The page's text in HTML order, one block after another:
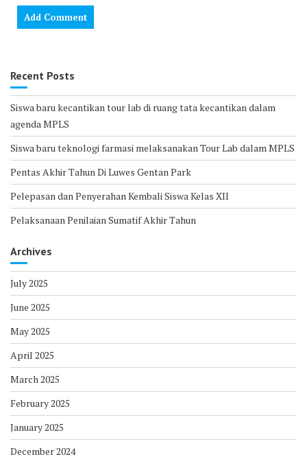
Recent Posts
Siswa baru kecantikan tour lab di ruang tata kecantikan dalam
agenda MPLS
Siswa baru teknologi farmasi melaksanakan Tour Lab dalam MPLS
Pentas Akhir Tahun Di Luwes Gentan Park
Pelepasan dan Penyerahan Kembali Siswa Kelas XII
Pelaksanaan Penilaian Sumatif Akhir Tahun
Archives
July 2025
June 2025
May 2025
April 2025
March 2025
February 2025
January 2025
December 2024